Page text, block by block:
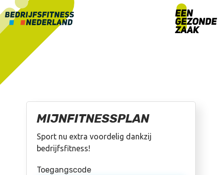
MIJNFITNESSPLAN
Sport nu extra voordelig dankzij
bedrijfsfitness!
Toegangscode